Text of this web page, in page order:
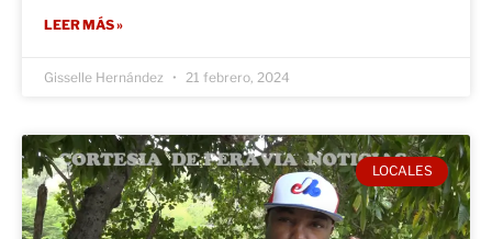
LEER MÁS »
Gisselle Hernández 21 febrero, 2024
LOCALES